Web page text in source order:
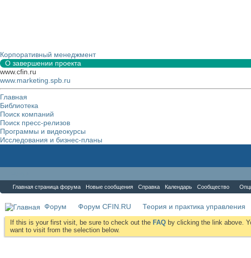
Корпоративный менеджмент
О завершении проекта
www.cfin.ru
www.marketing.spb.ru
Главная
Библиотека
Поиск компаний
Поиск пресс-релизов
Программы и видеокурсы
Исследования и бизнес-планы
Главная страница форума Новые сообщения Справка Календарь Сообщество
Форум Форум CFIN.RU Теория и практика управления
If this is your first visit, be sure to check out the FAQ by clicking the link above.
want to visit from the selection below.